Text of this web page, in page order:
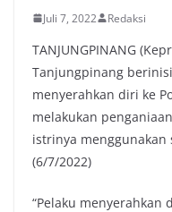
Juli 7, 2022 Redaksi
TANJUNGPINANG
Tanjungpinang
menyerahkan diri ke
melakukan
istrinya menggunakan
(6/7/2022)
“Pelaku menyerahkan